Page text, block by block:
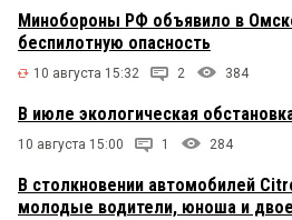
Минобороны РФ объявило в
беспилотную опасность
10 августа 15:32 2 384
В июле экологическая
10 августа 15:00 1 284
В столкновении автомобилей
молодые водители, юноша и